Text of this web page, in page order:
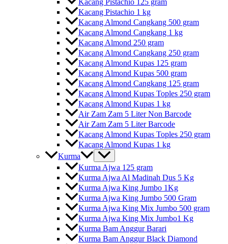
Kacang Pistachio 1 kg
Kacang Almond Cangkang 500 gram
Kacang Almond Cangkang 1 kg
Kacang Almond 250 gram
Kacang Almond Cangkang 250 gram
Kacang Almond Kupas 125 gram
Kacang Almond Kupas 500 gram
Kacang Almond Cangkang 125 gram
Kacang Almond Kupas Toples 250 gram
Kacang Almond Kupas 1 kg
Air Zam Zam 5 Liter Non Barcode
Air Zam Zam 5 Liter Barcode
Kacang Almond Kupas Toples 250 gram
Kacang Almond Kupas 1 kg
Kurma
Kurma Ajwa 125 gram
Kurma Ajwa Al Madinah Dus 5 Kg
Kurma Ajwa King Jumbo 1Kg
Kurma Ajwa King Jumbo 500 Gram
Kurma Ajwa King Mix Jumbo 500 gram
Kurma Ajwa King Mix Jumbo1 Kg
Kurma Bam Anggur Barari
Kurma Bam Anggur Black Diamond